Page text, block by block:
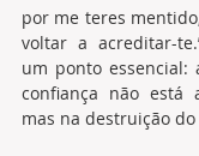
por me teres
voltar a acreditar-
um ponto
confiança não está
mas na destruição